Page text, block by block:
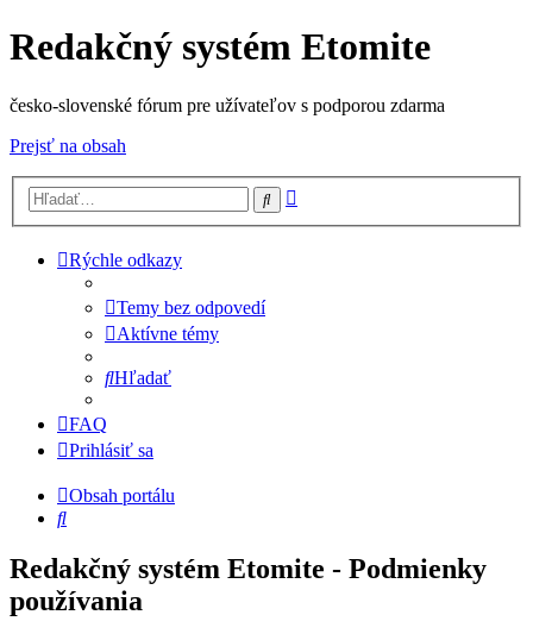
Redakčný systém Etomite
česko-slovenské fórum pre užívateľov s podporou zdarma
Prejsť na obsah
Hľadať
Rýchle odkazy
Temy bez odpovedí
Aktívne témy
Hľadať
FAQ
Prihlásiť sa
Obsah portálu
Hľadať
Redakčný systém Etomite - Podmienky
používania